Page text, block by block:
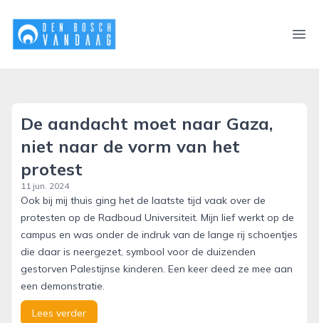
denboschvandaag.nl
De aandacht moet naar Gaza,
niet naar de vorm van het
protest
11 jun. 2024
Ook bij mij thuis ging het de laatste tijd vaak over de
protesten op de Radboud Universiteit. Mijn lief werkt op de
campus en was onder de indruk van de lange rij schoentjes
die daar is neergezet, symbool voor de duizenden
gestorven Palestijnse kinderen. Een keer deed ze mee aan
een demonstratie.
Lees verder